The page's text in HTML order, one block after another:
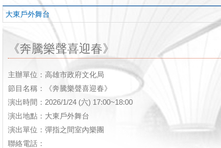
大東戶外舞台
《奔騰樂聲喜迎春》
主辦單位：高雄市政府文化局
節目名稱：《奔騰樂聲喜迎春》
演出時間：2026/1/24 (六) 17:00~18:00
演出地點：大東戶外舞台
演出單位：彈指之間室內樂團
聯絡電話：